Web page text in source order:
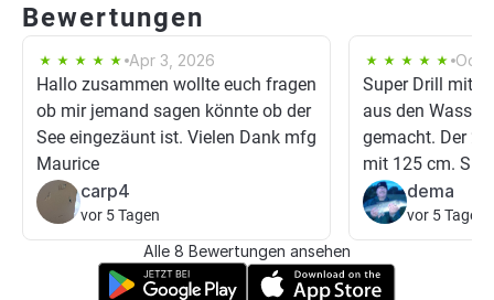
Bewertungen
Apr 3, 2026
Hallo zusammen wollte euch fragen
ob mir jemand sagen könnte ob der
See eingezäunt ist. Vielen Dank mfg
Maurice
carp4
vor 5 Tagen
Oct
Super Drill mit
aus den
gemacht. Der 2.
mit 125 cm.
dema
vor 5 Tagen
Alle 8 Bewertungen ansehen